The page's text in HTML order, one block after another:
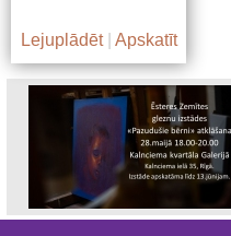
Lejuplādēt| Apskatīt